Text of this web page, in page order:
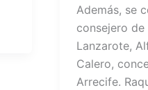
Además, se
consejero
Lanzarote,
Calero,
Arrecife.